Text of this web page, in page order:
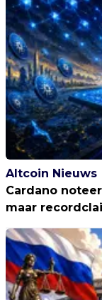
Altcoin Nieuws
Cardano
maar